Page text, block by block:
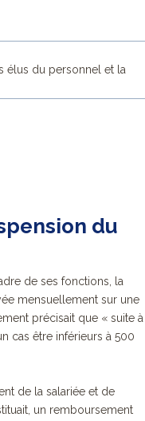
élus du personnel et la
du
de ses fonctions , la
mensuellement sur une
précisait que « suite à
cas être inférieurs à 500
de la salariée et de
un remboursement